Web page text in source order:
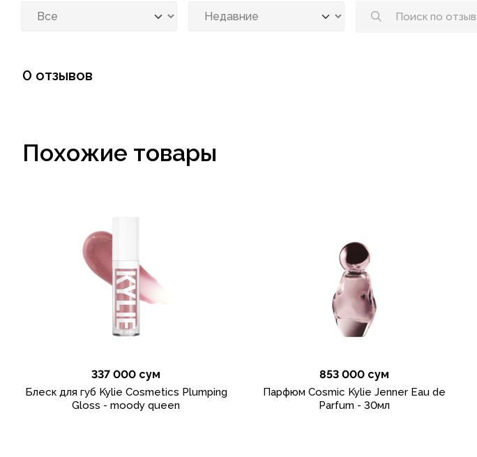
0 отзывов
Похожие товары
337 000 сум
Блеск для губ Kylie Cosmetics Plumping
Gloss - moody queen
853 000 сум
Парфюм Cosmic Kylie Jenner Eau de
Parfum - 30мл